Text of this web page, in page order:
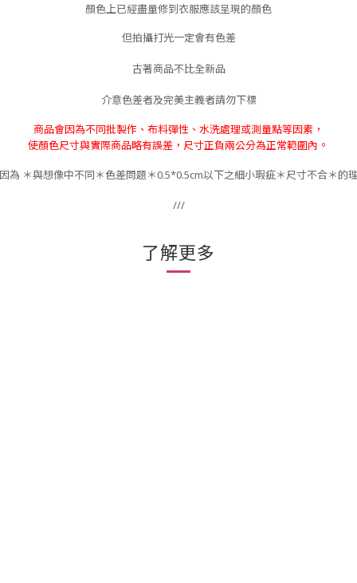
顏色上已經盡量修到衣服應該呈現的顏色
但拍攝打光一定會有色差
古著商品不比全新品
介意色差者及完美主義者請勿下標
商品會因為不同批製作、布料彈性、水洗處理或測量點等因素，
使顏色尺寸與實際商品略有誤差，尺寸正負兩公分為正常範圍內 。
為 ＊與想像中不同＊色差問題＊0.5*0.5cm以下之細小瑕疵＊尺寸不合＊的
///
了解更多